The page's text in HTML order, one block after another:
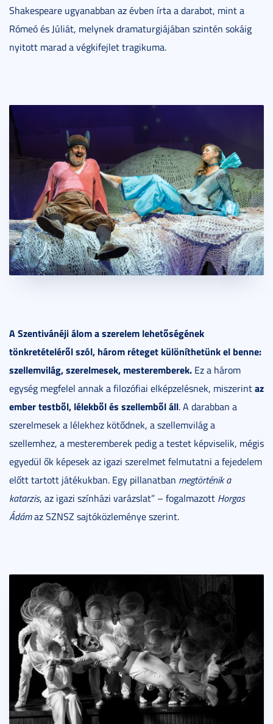
Shakespeare ugyanabban az évben írta a darabot, mint a
Rómeó és Júliát, melynek dramaturgiájában szintén sokáig
nyitott marad a végkifejlet tragikuma.
A Szentivánéji álom a szerelem lehetőségének
tönkretételéről szól, három réteget különíthetünk el benne:
szellemvilág, szerelmesek, mesteremberek. Ez a három
egység megfelel annak a filozófiai elképzelésnek, miszerintaz
ember testből, lélekből és szellemből áll. A darabban a
szerelmesek a lélekhez kötődnek, a szellemvilág a
szellemhez, a mesteremberek pedig a testet képviselik, mégis
egyedül ők képesek az igazi szerelmet felmutatni a fejedelem
előtt tartott játékukban. Egy pillanatban megtörténik a
katarzis, az igazi színházi varázslat” – fogalmazott Horgas
Ádámaz SZNSZ sajtóközleménye szerint.